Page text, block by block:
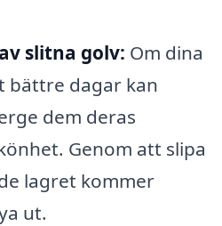
slitna golv: Om dina
bättre dagar kan
dem deras
Genom att slipa
lagret kommer
ut.